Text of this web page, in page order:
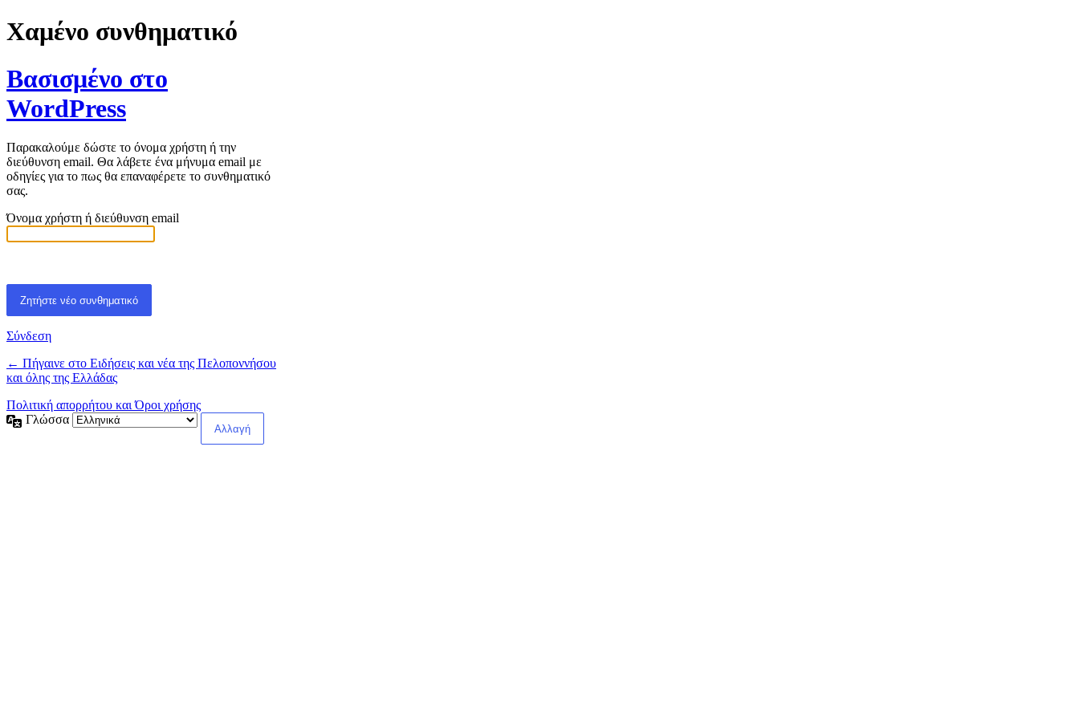
Χαμένο συνθηματικό
Βασισμένο στο
WordPress
Παρακαλούμε δώστε το όνομα χρήστη ή την
διεύθυνση email. Θα λάβετε ένα μήνυμα email με
οδηγίες για το πως θα επαναφέρετε το συνθηματικό
σας.
Όνομα χρήστη ή διεύθυνση email
Σύνδεση
← Πήγαινε στο Ειδήσεις και νέα της Πελοποννήσου
και όλης της Ελλάδας
Πολιτική απορρήτου και Όροι χρήσης
Γλώσσα